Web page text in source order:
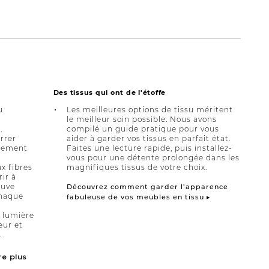
fibres
à
lumière
et
plus
Des tissus qui ont de l'étoffe
Les meilleures options de tissu méritent
le meilleur soin possible. Nous avons
compilé un guide pratique pour vous
aider à garder vos tissus en parfait état.
Faites une lecture rapide, puis installez-
vous pour une détente prolongée dans les
magnifiques tissus de votre choix.
Découvrez comment garder l’apparence
fabuleuse de vos meubles en tissu ▸